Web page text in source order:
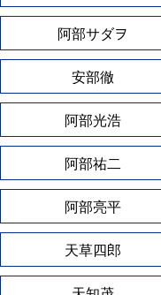
阿部サダヲ
安部徹
阿部光浩
阿部祐二
阿部亮平
天草四郎